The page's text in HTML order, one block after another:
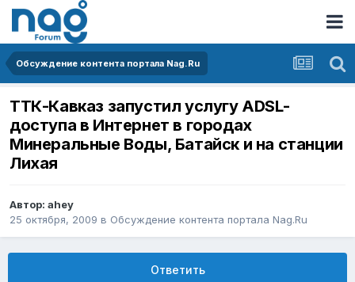
Обсуждение контента портала Nag.Ru
ТТК-Кавказ запустил услугу ADSL-
доступа в Интернет в городах
Минеральные Воды, Батайск и на станции
Лихая
Автор: ahey
25 октября, 2009 в Обсуждение контента портала Nag.Ru
Ответить